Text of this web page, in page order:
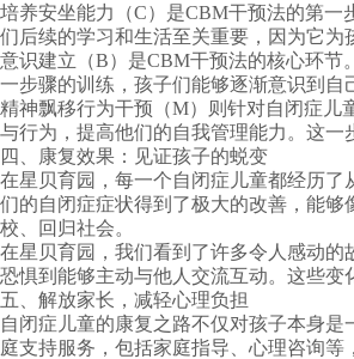
培养安坐能力（C）是CBM干预法的第
们后续的学习和生活至关重要，因为它
意识建立（B）是CBM干预法的核心环节
一步骤的训练，孩子们能够逐渐意识到
精神飘移行为干预（M）则针对自闭症儿
与行为，提高他们的自我管理能力。这
四、康复效果：见证孩子的蜕变
在星贝育园，每一个自闭症儿童都经历
们的自闭症症状得到了极大的改善，能
校、回归社会。
在星贝育园，我们看到了许多令人感动
恐惧到能够主动与他人交流互动。这些
五、解放家长，减轻心理负担
自闭症儿童的康复之路不仅对孩子本身
庭支持服务，包括家庭指导、心理咨询